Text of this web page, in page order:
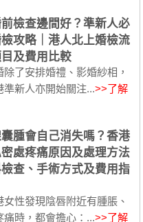
檢查邊間好？準新人必
攻略｜港人北上婚檢流
及費用比較
除了安排婚禮、影婚紗相，
準新人亦開始關注...>>了解
腫會自己消失嗎？香港
處疼痛原因及處理方法
檢查、手術方式及費用指
女性發現陰唇附近有腫脹、
痛時，都會擔心：...>>了解